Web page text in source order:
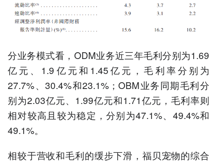
分业务模式看，ODM业务近三年毛利分别为1.69
亿元、1.9亿元和1.45亿元，毛利率分别为
27.7%、30.4%和23.1%；OBM业务同期毛利分
别为2.03亿元、1.99亿元和1.71亿元，毛利率则
相对较高且较为稳定，分别为47.1%、49.4%和
49.1%。
相较于营收和毛利的缓步下滑，福贝宠物的综合